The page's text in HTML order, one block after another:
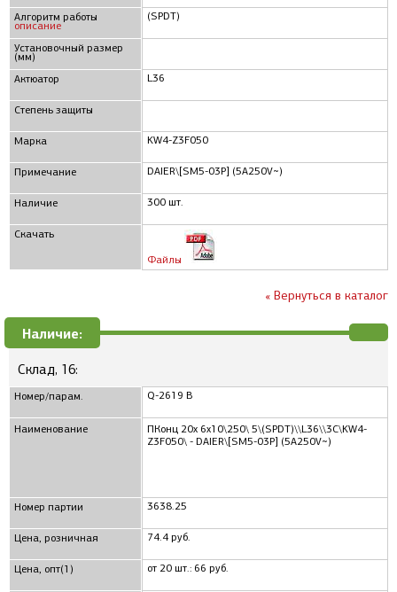
Алгоритм работы
описание
Установочный размер
(мм)
Актюатор
Степень защиты
Марка
Примечание
Наличие
Скачать
(SPDT)
L36
KW4-Z3F050
DAIER\[SM5-03P] (5A250V~)
300 шт.
Файлы
« Вернуться в каталог
Наличие:
Склад, 16:
Номер/парам.
Наименование
Номер партии
Цена, розничная
Цена, опт(1)
Q-2619 B
ПКонц 20x 6x10\250\ 5\(SPDT)\\L36\\3C\KW4-
Z3F050\ - DAIER\[SM5-03P] (5A250V~)
3638.25
74.4 руб.
от 20 шт.: 66 руб.